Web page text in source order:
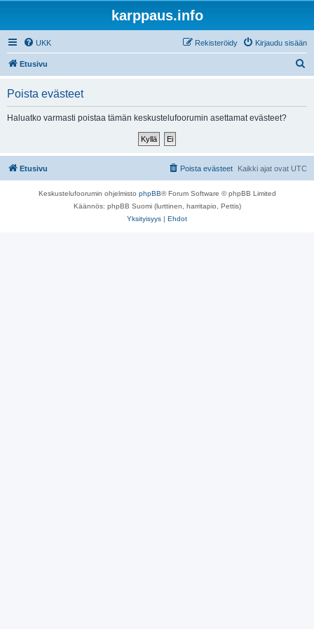
karppaus.info
UKK Kirjaudu sisään
Rekisteröidy
Etusivu
Poista evästeet
Haluatko varmasti poistaa tämän keskustelufoorumin asettamat evästeet?
Etusivu Kaikki ajat ovat UTC
Poista evästeet
Keskustelufoorumin ohjelmisto phpBB® Forum Software © phpBB Limited
Käännös: phpBB Suomi (lurttinen, harritapio, Pettis)
Yksityisyys | Ehdot